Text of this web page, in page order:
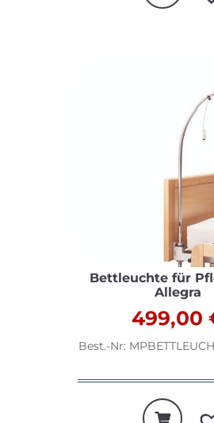
Bettleuchte für
Allegra
499,00
Best.-Nr: